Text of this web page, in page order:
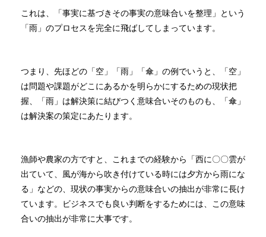
これは、「事実に基づきその事実の意味合いを整理」という
「雨」のプロセスを完全に飛ばしてしまっています。
つまり、先ほどの「空」「雨」「傘」の例でいうと、「空」
は問題や課題がどこにあるかを明らかにするための現状把
握、「雨」は解決策に結びつく意味合いそのものも、「傘」
は解決案の策定にあたります。
漁師や農家の方ですと、これまでの経験から「西に〇〇雲が
出ていて、風が海から吹き付けている時には夕方から雨にな
る」などの、現状の事実からの意味合いの抽出が非常に長け
ています。ビジネスでも良い判断をするためには、この意味
合いの抽出が非常に大事です。